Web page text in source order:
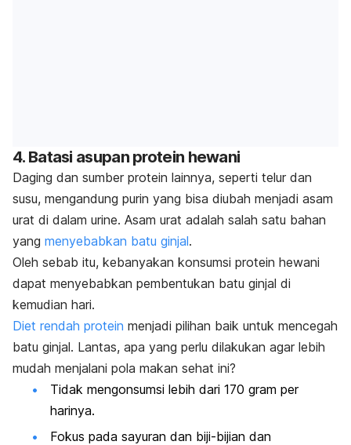
4. Batasi asupan protein hewani
Daging dan sumber protein lainnya, seperti telur dan
susu, mengandung purin yang bisa diubah menjadi asam
urat di dalam urine. Asam urat adalah salah satu bahan
yang menyebabkan batu ginjal.
Oleh sebab itu, kebanyakan konsumsi protein hewani
dapat menyebabkan pembentukan batu ginjal di
kemudian hari.
Diet rendah protein menjadi pilihan baik untuk mencegah
batu ginjal. Lantas, apa yang perlu dilakukan agar lebih
mudah menjalani pola makan sehat ini?
Tidak mengonsumsi lebih dari 170 gram per
harinya.
Fokus pada sayuran dan biji-bijian dan